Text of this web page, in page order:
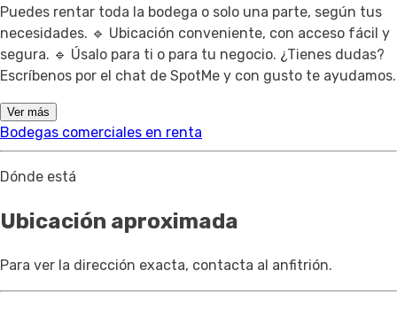
Puedes rentar toda la bodega o solo una parte, según tus
necesidades. 🔹 Ubicación conveniente, con acceso fácil y
segura. 🔹 Úsalo para ti o para tu negocio. ¿Tienes dudas?
Escríbenos por el chat de SpotMe y con gusto te ayudamos.
Ver más
Bodegas comerciales en renta
Dónde está
Ubicación aproximada
Para ver la dirección exacta, contacta al anfitrión.